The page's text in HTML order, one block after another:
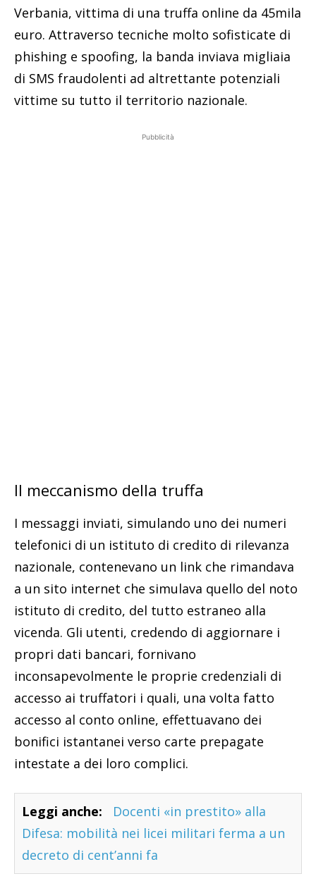
Verbania, vittima di una truffa online da 45mila
euro. Attraverso tecniche molto sofisticate di
phishing e spoofing, la banda inviava migliaia
di SMS fraudolenti ad altrettante potenziali
vittime su tutto il territorio nazionale.
Pubblicità
Il meccanismo della truffa
I messaggi inviati, simulando uno dei numeri
telefonici di un istituto di credito di rilevanza
nazionale, contenevano un link che rimandava
a un sito internet che simulava quello del noto
istituto di credito, del tutto estraneo alla
vicenda. Gli utenti, credendo di aggiornare i
propri dati bancari, fornivano
inconsapevolmente le proprie credenziali di
accesso ai truffatori i quali, una volta fatto
accesso al conto online, effettuavano dei
bonifici istantanei verso carte prepagate
intestate a dei loro complici.
Leggi anche:
Docenti «in prestito» alla
Difesa: mobilità nei licei militari ferma a un
decreto di cent’anni fa